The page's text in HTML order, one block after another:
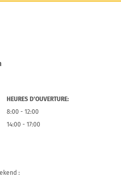
HEURES D’OUVERTURE:
8:00 - 12:00
14:00 - 17:00
: